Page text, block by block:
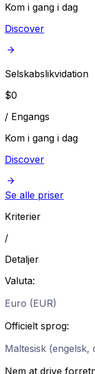
Kom i gang i dag
Discover
Selskabslikvidation
$0
/ Engangs
Kom i gang i dag
Discover
Se alle priser
Kriterier
/
Detaljer
Valuta:
Euro (EUR)
Officielt sprog:
Maltesisk (engelsk,
Nem at drive